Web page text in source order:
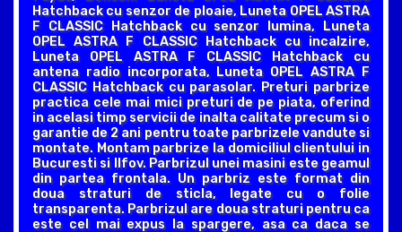
Hatchback cu senzor de ploaie, Luneta OPEL ASTRA
F CLASSIC Hatchback cu senzor lumina, Luneta
OPEL ASTRA F CLASSIC Hatchback cu incalzire,
Luneta OPEL ASTRA F CLASSIC Hatchback cu
antena radio incorporata, Luneta OPEL ASTRA F
CLASSIC Hatchback cu parasolar. Preturi parbrize
practica cele mai mici preturi de pe piata, oferind
in acelasi timp servicii de inalta calitate precum si o
garantie de 2 ani pentru toate parbrizele vandute si
montate. Montam parbrize la domiciliul clientului in
Bucuresti si Ilfov. Parbrizul unei masini este geamul
din partea frontala. Un parbriz este format din
doua straturi de sticla, legate cu o folie
transparenta. Parbrizul are doua straturi pentru ca
este cel mai expus la spargere, asa ca daca se